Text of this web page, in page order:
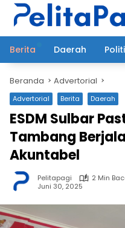
Langsung
Berita
Daerah
Beranda Advertorial
Advertorial Berita Daerah
ESDM Sulbar
Tambang
Akuntabel
Pelitapagi
2 Min
Juni 30, 2025